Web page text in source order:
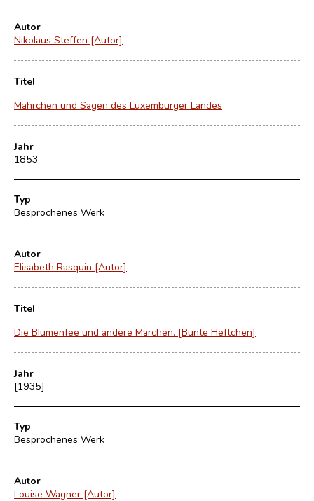
Autor
Nikolaus Steffen [Autor]
Titel
Mährchen und Sagen des Luxemburger Landes
Jahr
1853
Typ
Besprochenes Werk
Autor
Elisabeth Rasquin [Autor]
Titel
Die Blumenfee und andere Märchen. [Bunte Heftchen]
Jahr
[1935]
Typ
Besprochenes Werk
Autor
Louise Wagner [Autor]